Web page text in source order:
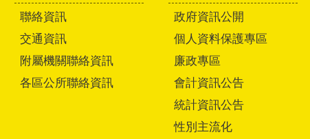
聯絡資訊
交通資訊
附屬機關聯絡資訊
各區公所聯絡資訊
政府資訊公開
個人資料保護專區
廉政專區
會計資訊公告
統計資訊公告
性別主流化